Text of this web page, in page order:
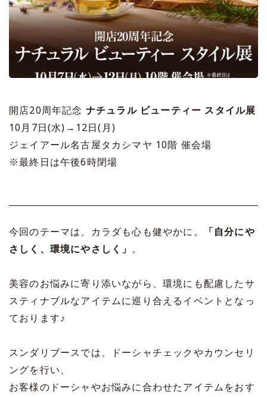
開店20周年記念 ナチュラル ビューティー スタイル展
10月7日(水)→12日(月)
ジェイアール名古屋タカシマヤ 10階 催会場
※最終日は午後6時閉場
今回のテーマは、カラダも心も健やかに。
「自分にや
さしく、環境にやさしく」 。
美容のお悩みに寄り添いながら、環境にも配慮したサ
スティナブルなアイテムに巡り合えるイベントとなっ
ております♪
スンダリブースでは、ドーシャチェックやカウンセリ
ングを行い、
お客様のドーシャやお悩みに合わせたアイテムをおす